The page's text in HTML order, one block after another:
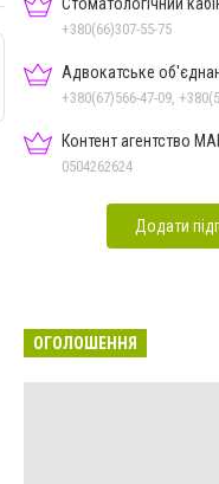
+380(66)307-55-75
Адвокатське
+380(67)566-47-09,
Контент агентство
0504262624
Додати
ОГОЛОШЕННЯ